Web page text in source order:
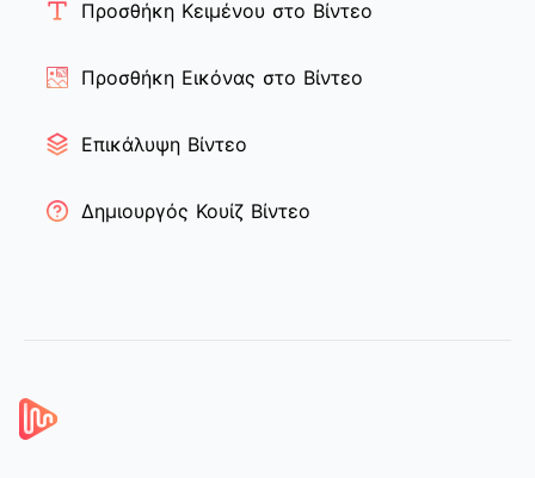
Προσθήκη Κειμένου στο Βίντεο
Προσθήκη Εικόνας στο Βίντεο
Επικάλυψη Βίντεο
Δημιουργός Κουίζ Βίντεο